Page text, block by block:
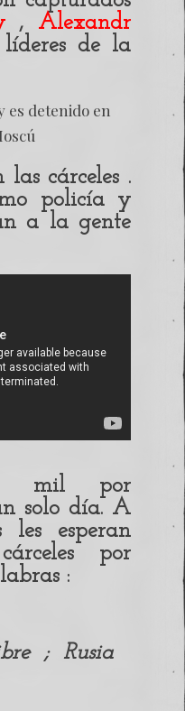
, Alexandr
de la
cárceles .
policía y
a la gente
mil por
solo día. A
les esperan
por
:
; Rusia